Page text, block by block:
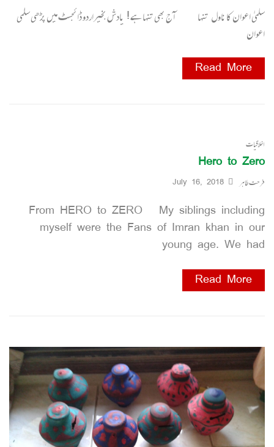
سلمیٰ اعوان کا ناول تنہا آ ج بھی تنہا ہے ! یادش بخیراردو ڈائجسٹ میں پڑھی سلمٰی
اعوان
Read More
اخلاقیات
Hero to Zero
فرحت طاہر July 16, 2018
From HERO to ZERO My siblings including
myself were the Fans of Imran khan in our
young age. We had
Read More